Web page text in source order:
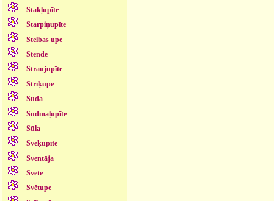
Stakļupīte
Starpiņupīte
Stelbas upe
Stende
Straujupīte
Strīķupe
Suda
Sudmaļupīte
Sūla
Sveķupīte
Sventāja
Svēte
Svētupe